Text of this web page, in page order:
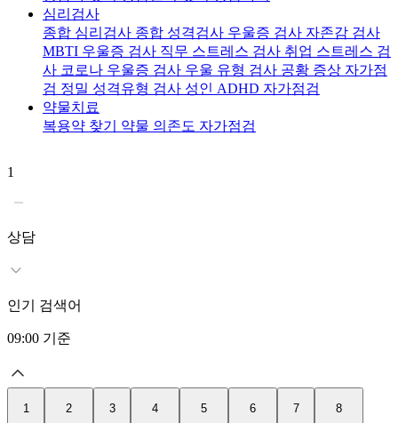
심리검사
종합 심리검사 종합 성격검사 우울증 검사 자존감 검사
MBTI 우울증 검사 직무 스트레스 검사 취업 스트레스 검
사 코로나 우울증 검사 우울 유형 검사 공황 증상 자가점
검 정밀 성격유형 검사 성인 ADHD 자가점검
약물치료
복용약 찾기 약물 의존도 자가점검
1
상담
인기 검색어
09:00 기준
1 2 3 4 5 6 7 8